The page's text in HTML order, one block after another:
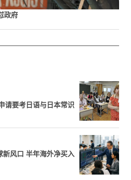
政府
请要考日语与日本常识
新风口 半年海外净买入